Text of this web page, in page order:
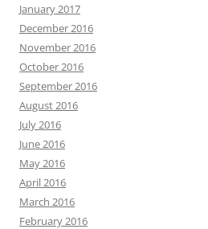
January 2017
December 2016
November 2016
October 2016
September 2016
August 2016
July 2016
June 2016
May 2016
April 2016
March 2016
February 2016